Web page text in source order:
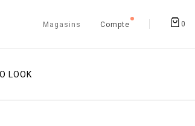
Magasins Compte 0
LOOK